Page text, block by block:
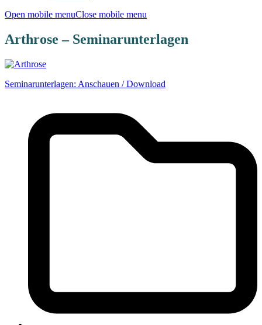
Open mobile menuClose mobile menu
Arthrose – Seminarunterlagen
Seminarunterlagen: Anschauen / Download